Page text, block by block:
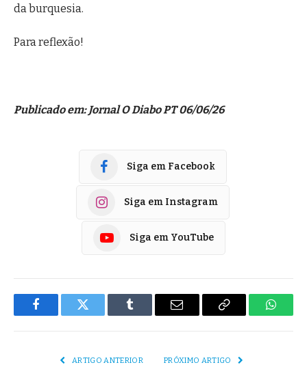
da burquesia.
Para reflexão!
Publicado em: Jornal O Diabo PT 06/06/26
Siga em Facebook
Siga em Instagram
Siga em YouTube
FacebookTwitter Tumblr
E-
Copiar
ARTIGO ANTERIOR PRÓXIMO ARTIGO